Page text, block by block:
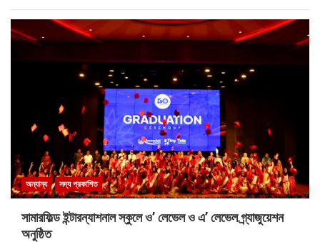
অন্যান্য সদ্য প্রকাশিত
সামারফিল্ড ইন্টারন্যাশনাল স্কুলে ও’ লেভেল ও এ’ লেভেল গ্র্যাজুয়েশন
অনুষ্ঠিত